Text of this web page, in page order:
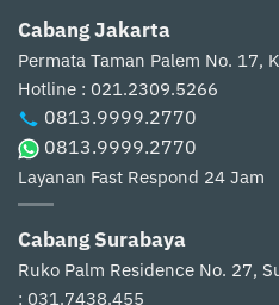
Cabang Jakarta
Permata Taman Palem No. 17,
Hotline : 021.2309.5266
0813.9999.2770
0813.9999.2770
Layanan Fast Respond 24 Jam
Cabang Surabaya
Ruko Palm Residence No. 27,
: 031.7438.455